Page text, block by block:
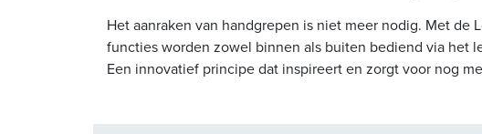
Het aanraken van handgrepen is niet meer nodig. Met
functies worden zowel binnen als buiten bediend via het
Een innovatief principe dat inspireert en zorgt voor nog